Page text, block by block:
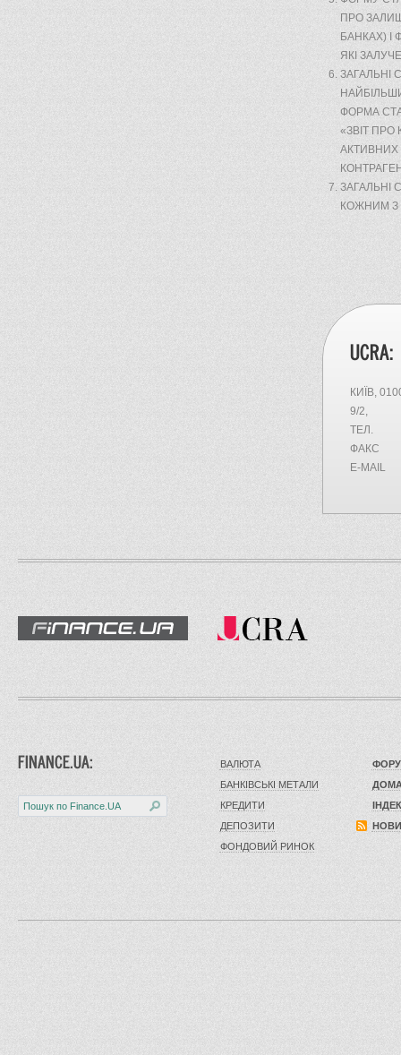
ПРО
БАНКАХ) І
ЯКІ
ЗАГАЛЬНІ
ФОРМА
«ЗВІТ
АКТИВНИХ
ЗАГАЛЬНІ
КОЖНИМ З
UCRA:
КИЇВ,
9/2,
ТЕЛ.
ФАКС
E-MAIL
FINANCE.UA:
ВАЛЮТА
БАНКІВСЬКІ МЕТАЛИ
КРЕДИТИ
ДЕПОЗИТИ
ФОНДОВИЙ РИНОК